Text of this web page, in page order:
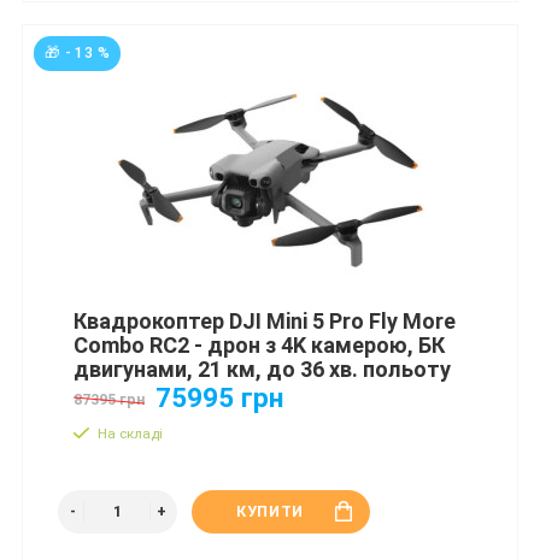
🎁 - 13 %
Квадрокоптер DJI Mini 5 Pro Fly More
Combo RC2 - дрон з 4K камерою, БК
двигунами, 21 км, до 36 хв. польоту
87395 грн 75995 грн
На складі
КУПИТИ